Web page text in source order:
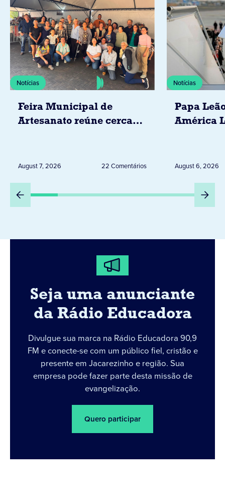
Notícias
Feira Municipal de
Artesanato reúne cerca
August 7, 2026 22 Comentários
Notícias
Papa
América
Peru
August 6, 2026
Seja uma anunciante
da Rádio Educadora
Divulgue sua marca na Rádio Educadora 90,9
FM e conecte-se com um público fiel, cristão e
presente em Jacarezinho e região. Sua
empresa pode fazer parte desta missão de
evangelização.
Quero participar